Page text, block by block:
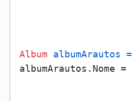
Album albumArautos =
albumArautos.Nome =